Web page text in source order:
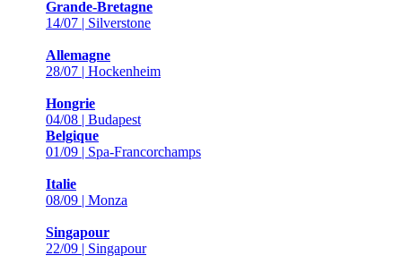
Grande-Bretagne
14/07 | Silverstone
Allemagne
28/07 | Hockenheim
Hongrie
04/08 | Budapest
Belgique
01/09 | Spa-Francorchamps
Italie
08/09 | Monza
Singapour
22/09 | Singapour